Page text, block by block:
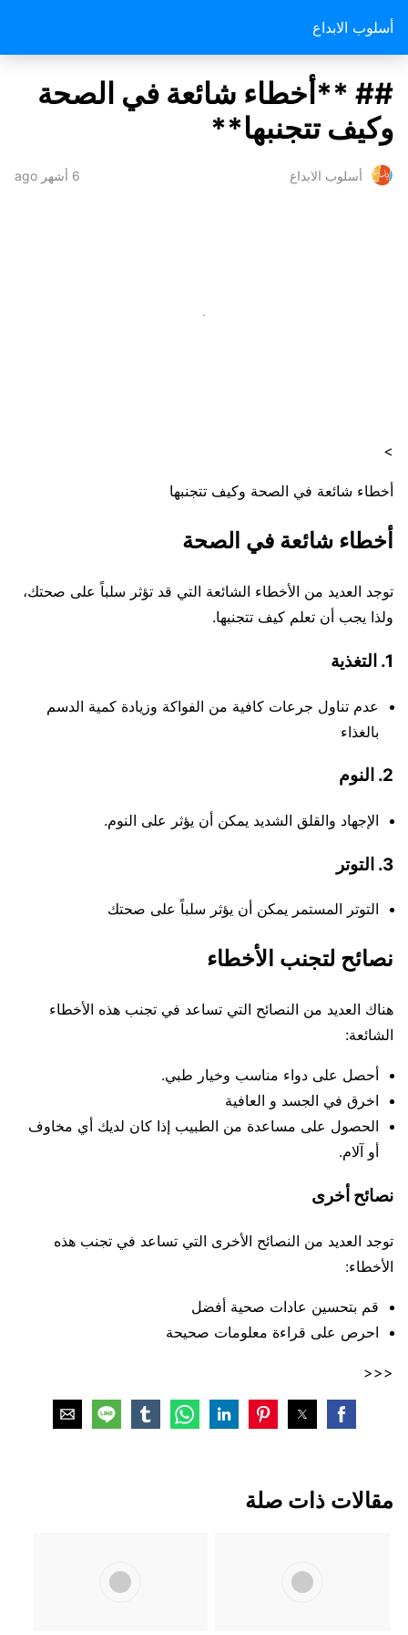
أسلوب الابداع
## **أخطاء شائعة في الصحة
وكيف تتجنبها**
أسلوب الابداع 6 أشهر ago
>
أخطاء شائعة في الصحة وكيف تتجنبها
أخطاء شائعة في الصحة
توجد العديد من الأخطاء الشائعة التي قد تؤثر سلباً على صحتك،
ولذا يجب أن تعلم كيف تتجنبها.
1. التغذية
عدم تناول جرعات كافية من الفواكة وزيادة كمية الدسم
بالغذاء
2. النوم
الإجهاد والقلق الشديد يمكن أن يؤثر على النوم.
3. التوتر
التوتر المستمر يمكن أن يؤثر سلباً على صحتك
نصائح لتجنب الأخطاء
هناك العديد من النصائح التي تساعد في تجنب هذه الأخطاء
الشائعة:
أحصل على دواء مناسب وخيار طبي.
اخرق في الجسد و العافية
الحصول على مساعدة من الطبيب إذا كان لديك أي مخاوف
أو آلام.
نصائح أخرى
توجد العديد من النصائح الأخرى التي تساعد في تجنب هذه
الأخطاء:
قم بتحسين عادات صحية أفضل
احرص على قراءة معلومات صحيحة
<<<
مقالات ذات صلة